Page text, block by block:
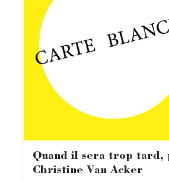
Quand il sera trop tard,
Christine Van Acker